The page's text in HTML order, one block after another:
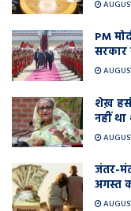
PM
शेख़
नहीं
जंतर-
अगस्त